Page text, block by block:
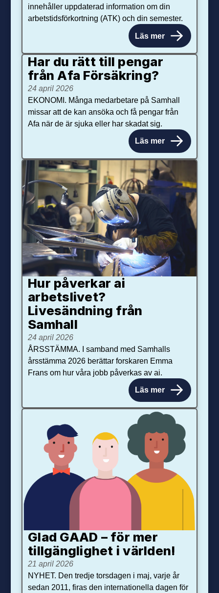
innehåller uppdaterad information om din
arbetstidsförkortning (ATK) och din semester.
Läs mer
Har du rätt till pengar
från Afa Försäkring?
24 april 2026
EKONOMI. Många medarbetare på Samhall
missar att de kan ansöka och få pengar från
Afa när de är sjuka eller har skadat sig.
Läs mer
Hur påverkar ai
arbetslivet?
Livesändning från
Samhall
24 april 2026
ÅRSSTÄMMA. I samband med Samhalls
årsstämma 2026 berättar forskaren Emma
Frans om hur våra jobb påverkas av ai.
Läs mer
Glad GAAD – för mer
tillgänglighet i världen!
21 april 2026
NYHET. Den tredje torsdagen i maj, varje år
sedan 2011, firas den internationella dagen för